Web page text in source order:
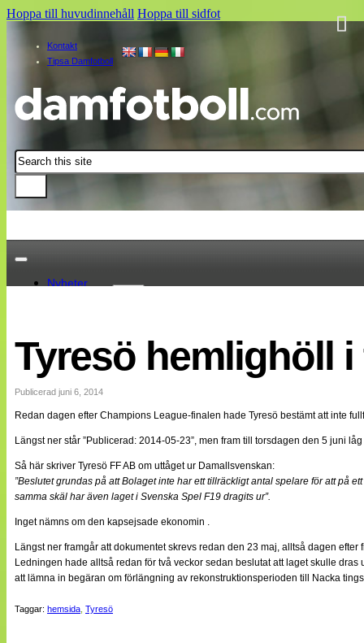
Hoppa till huvudinnehåll Hoppa till sidfot
Kontakt
Tipsa Damfotboll
Sök
Nyheter
Landslaget
EM 2013
Internationellt
Bildreportage
Bloggar
Lagen
Cuper
Medlemsbilder
Till klubbkassan
Split vision
Annonsera
Statistik
Kontakt
Tyresö hemlighöll
Publicerad juni 6, 2014
Redan dagen efter Champions League-finalen hade Tyresö bestämt att inte
Längst ner står ”Publicerad: 2014-05-23”, men fram till torsdagen den 5 juni
Så här skriver Tyresö FF AB om uttåget ur Damallsvenskan:
”Beslutet grundas på att Bolaget inte har ett tillräckligt antal spelare för att på
samma skäl har även laget i Svenska Spel F19 dragits ur”.
Inget nämns om den kapsejsade ekonomin .
Längst ner framgår att dokumentet skrevs redan den 23 maj, alltså dagen
Ledningen hade alltså redan för två veckor sedan beslutat att laget skulle
att lämna in begäran om förlängning av rekonstruktionsperioden till Nacka
Taggar: hemsida Tyresö